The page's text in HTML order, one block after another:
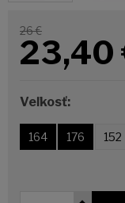
26 €
23,40
Veľkosť:
164 176 152